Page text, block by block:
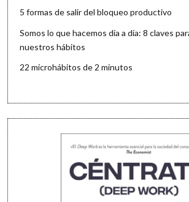
5 formas de salir del bloqueo productivo
Somos lo que hacemos día a día: 8 claves
nuestros hábitos
22 microhábitos de 2 minutos